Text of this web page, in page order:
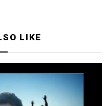
LIKE